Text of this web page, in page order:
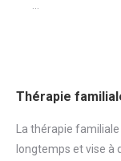
...
Thérapie
La thérapie
longtemps et vise à